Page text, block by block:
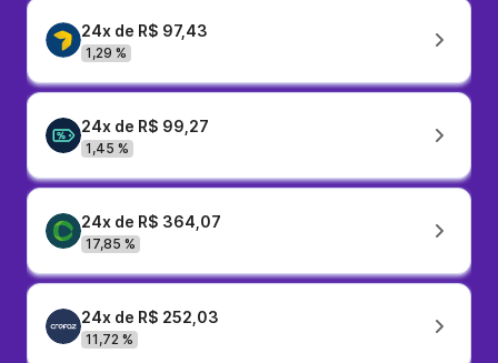
24x de R$ 97,43
1,29 %
24x de R$ 99,27
1,45 %
24x de R$ 364,07
17,85 %
24x de R$ 252,03
11,72 %